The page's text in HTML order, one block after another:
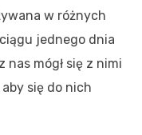
w różnych
jednego dnia
nas mógł się z nimi
się do nich